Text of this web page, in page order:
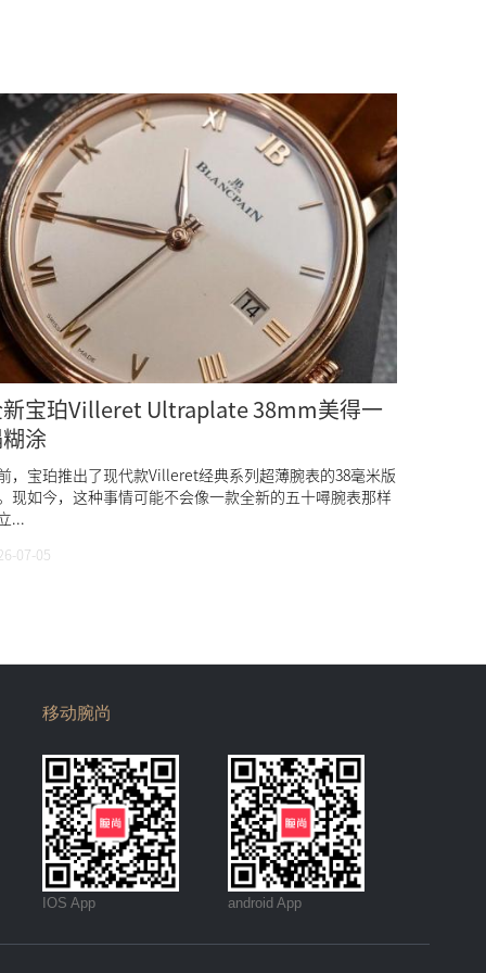
宝珀Villeret Ultraplate 38mm美得一
涂
，宝珀推出了现代款Villeret经典系列超薄腕表的38毫米版
现如今，这种事情可能不会像一款全新的五十噚腕表那样
...
07-05
移动腕尚
IOS App android App